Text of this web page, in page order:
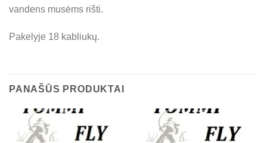
vandens musėms rišti.
Pakelyje 18 kabliukų.
PANAŠŪS PRODUKTAI